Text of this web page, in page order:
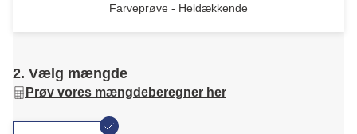
Farveprøve - Heldækkende
2. Vælg mængde
Prøv vores mængdeberegner her